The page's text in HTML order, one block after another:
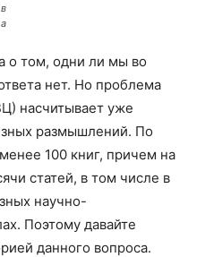
в
а
о том, одни ли мы во
нет. Но проблема
насчитывает уже
размышлений. По
100 книг, причем на
статей, в том числе в
научно-
Поэтому давайте
данного вопроса.